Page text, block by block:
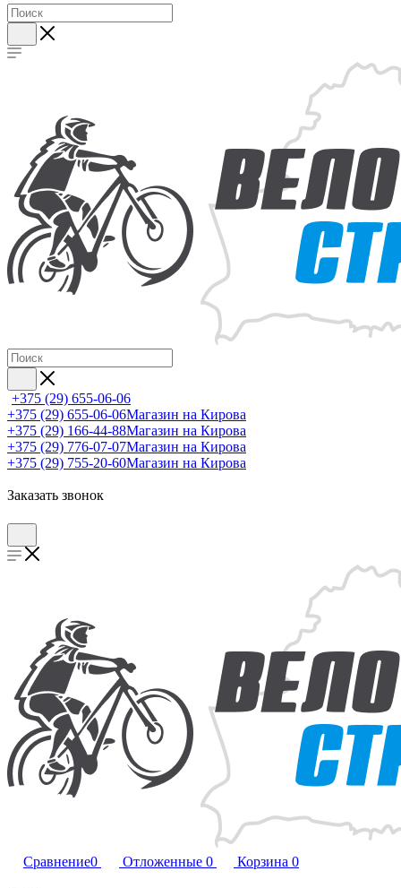
+375 (29) 655-06-06
+375 (29) 655-06-06Магазин на Кирова
+375 (29) 166-44-88Магазин на Кирова
+375 (29) 776-07-07Магазин на Кирова
+375 (29) 755-20-60Магазин на Кирова
Заказать звонок
Сравнение0 Отложенные 0 Корзина 0